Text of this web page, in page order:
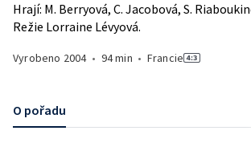
Hrají: M. Berryová, C. Jacobová, S.
Režie Lorraine Lévyová.
Vyrobeno 2004• 94 min • Francie
O pořadu